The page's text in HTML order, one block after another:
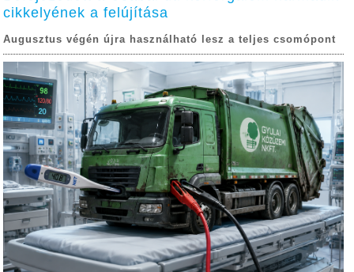
cikkelyének a felújítása
Augusztus végén újra használható lesz a teljes csomópont